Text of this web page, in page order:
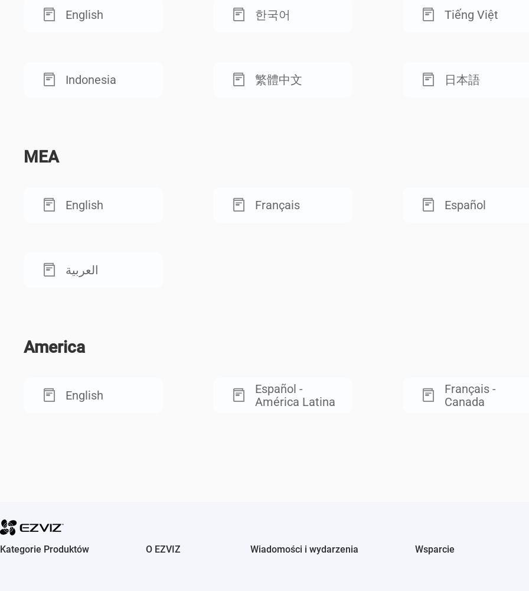
English 한국어 Tiếng Việt
Indonesia 繁體中文 日本語
MEA
English Français Español
العربية
America
English
Español -
América Latina
Français -
Canada
Kategorie Produktów O EZVIZ Wiadomości i wydarzenia Wsparcie